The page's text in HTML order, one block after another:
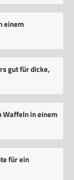
einem
gut für dicke,
Waffeln in einem
für ein